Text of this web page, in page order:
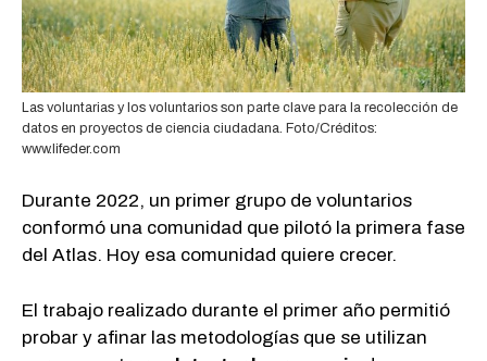
Las voluntarias y los voluntarios son parte clave para la recolección de
datos en proyectos de ciencia ciudadana. Foto/Créditos:
www.lifeder.com
Durante 2022, un primer grupo de voluntarios
conformó una comunidad que pilotó la primera fase
del Atlas. Hoy esa comunidad quiere crecer.
El trabajo realizado durante el primer año permitió
probar y afinar las metodologías que se utilizan